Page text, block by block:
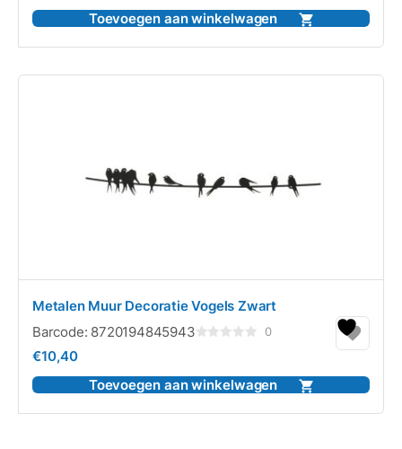
5
Toevoegen aan winkelwagen
Metalen Muur Decoratie Vogels Zwart
Barcode: 8720194845943
5
0
€10,40
Toevoegen aan winkelwagen